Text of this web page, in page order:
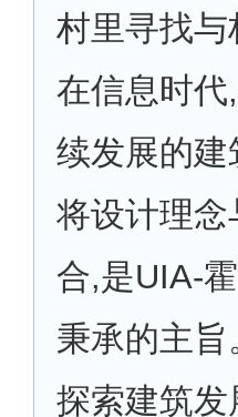
村里寻找
在信息时
续发展的
将设计理
合,是UIA-
秉承的主
探索建筑